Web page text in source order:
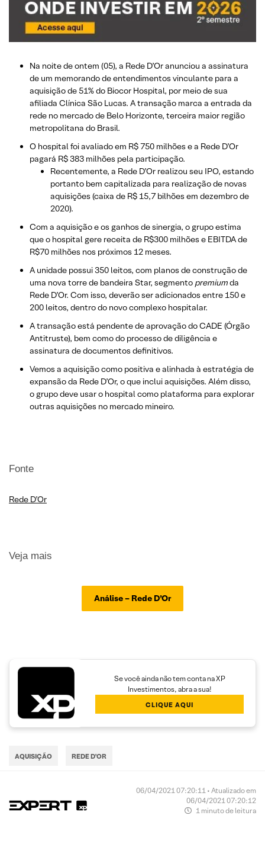
Na noite de ontem (05), a Rede D’Or anunciou a assinatura
de um memorando de entendimentos vinculante para a
aquisição de 51% do Biocor Hospital, por meio de sua
afiliada Clínica São Lucas. A transação marca a entrada da
rede no mercado de Belo Horizonte, terceira maior região
metropolitana do Brasil.
O hospital foi avaliado em R$ 750 milhões e a Rede D’Or
pagará R$ 383 milhões pela participação.
Recentemente, a Rede D’Or realizou seu IPO, estando
portanto bem capitalizada para realização de novas
aquisições (caixa de R$ 15,7 bilhões em dezembro de
2020).
Com a aquisição e os ganhos de sinergia, o grupo estima
que o hospital gere receita de R$300 milhões e EBITDA de
R$70 milhões nos próximos 12 meses.
A unidade possui 350 leitos, com planos de construção de
uma nova torre de bandeira Star, segmento premiumda
Rede D’Or. Com isso, deverão ser adicionados entre 150 e
200 leitos, dentro do novo complexo hospitalar.
A transação está pendente de aprovação do CADE (Órgão
Antitruste), bem como do processo de diligência e
assinatura de documentos definitivos.
Vemos a aquisição como positiva e alinhada à estratégia de
expansão da Rede D’Or, o que inclui aquisições. Além disso,
o grupo deve usar o hospital como plataforma para explorar
outras aquisições no mercado mineiro.
Fonte
Rede D’Or
Veja mais
Análise – Rede D’Or
Se você ainda não tem conta na XP
Investimentos, abra a sua!
CLIQUE AQUI
AQUISIÇÃO REDE D'OR
06/04/2021 07:20:11 • Atualizado em
06/04/2021 07:20:12
1 minuto de leitura